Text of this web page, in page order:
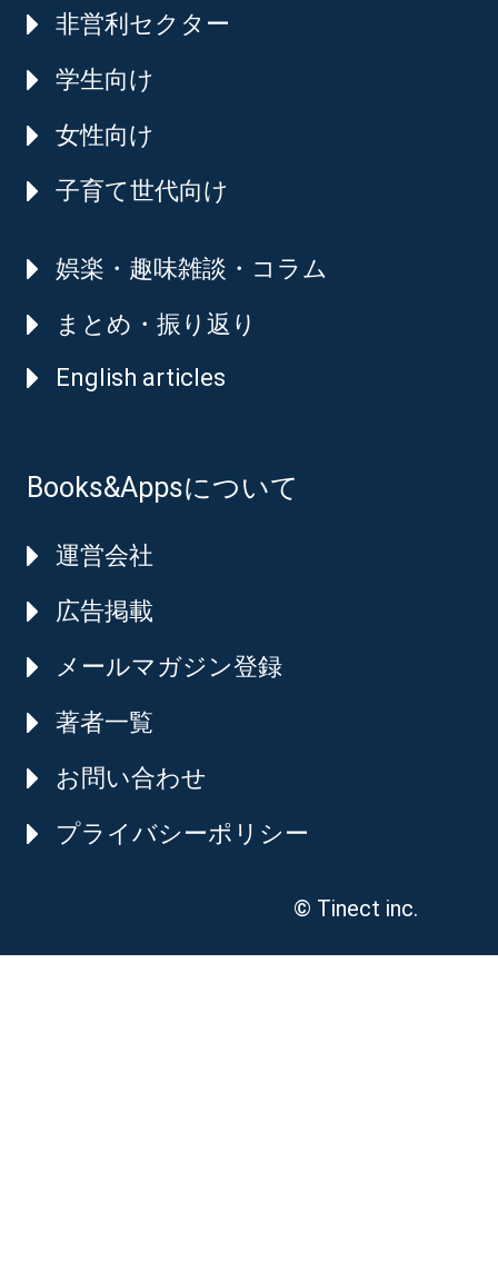
非営利セクター
学生向け
女性向け
子育て世代向け
娯楽・趣味雑談・コラム
まとめ・振り返り
English articles
Books&Appsについて
運営会社
広告掲載
メールマガジン登録
著者一覧
お問い合わせ
プライバシーポリシー
© Tinect inc.